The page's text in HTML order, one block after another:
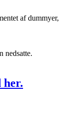
af dummyer,
nedsatte.
her.